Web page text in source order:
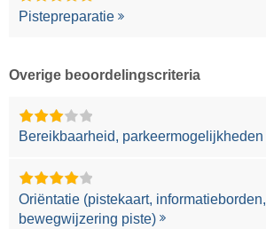
Pistepreparatie
Overige beoordelingscriteria
Bereikbaarheid, parkeermogelijkheden
Oriëntatie (pistekaart, informatieborden,
bewegwijzering piste)